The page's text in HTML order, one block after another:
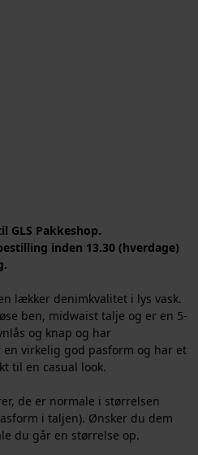
GLS Pakkeshop.
inden 13.30 (hverdage)
lækker denimkvalitet i lys vask.
ben, midwaist talje og er en 5-
og knap og har
virkelig god pasform og har et
til en casual look.
de er normale i størrelsen
i taljen). Ønsker du dem
du går en størrelse op.